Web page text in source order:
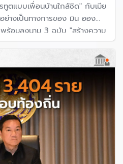
ทูตแบบเพื่อนบ้านใกล้ชิด" กับเมีย
ย่างเป็นทางการของ มิน ออง
ร้อมลงนาม 3 ฉบับ "สร้างความ
ภาพน้ำ-เทคโนโลยีอวกาศ" โดย
รพิษในแม่น้ำที่ไหลผ่านชายแดน